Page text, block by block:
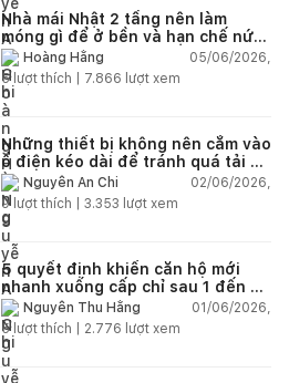
Nhà mái Nhật 2 tầng nên làm
móng gì để ở bền và hạn chế nứt
lún?Hoàng Hằng
05/06/2026,
5lượt thích | 7.866 lượt xem
Những thiết bị không nên cắm vào
ổ điện kéo dài để tránh quá tải và
chập cháy trong nhà
Nguyễn An Chi
02/06/2026,
9lượt thích | 3.353 lượt xem
5 quyết định khiến căn hộ mới
nhanh xuống cấp chỉ sau 1 đến 2
nămNguyễn Thu Hằng
01/06/2026,
5lượt thích | 2.776 lượt xem